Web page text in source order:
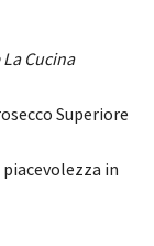
Cucina
Superiore
in